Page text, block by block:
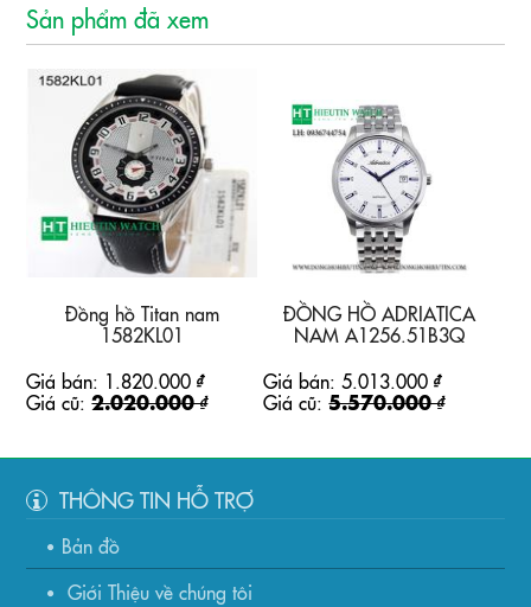
Sản phẩm đã xem
Đồng hồ Titan nam
1582KL01
Giá bán: 1.820.000 ₫
Giá cũ: 2.020.000 ₫
ĐỒNG HỒ ADRIATICA
NAM A1256.51B3Q
Giá bán: 5.013.000 ₫
Giá cũ: 5.570.000 ₫
THÔNG TIN HỖ TRỢ
Bản đồ
Giới Thiệu về chúng tôi